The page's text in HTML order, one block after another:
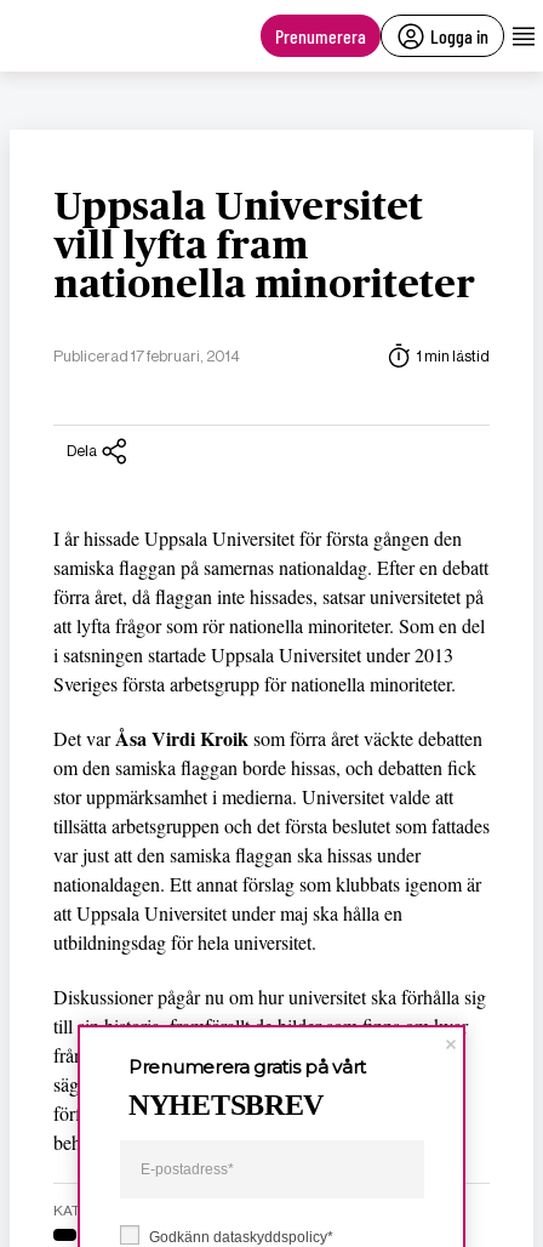
Prenumerera Logga in
Uppsala Universitet
vill lyfta fram
nationella minoriteter
Publicerad 17 februari, 2014 1 min lästid
Dela
I år hissade Uppsala Universitet för första gången den
samiska flaggan på samernas nationaldag. Efter en debatt
förra året, då flaggan inte hissades, satsar universitetet på
att lyfta frågor som rör nationella minoriteter. Som en del
i satsningen startade Uppsala Universitet under 2013
Sveriges första arbetsgrupp för nationella minoriteter.
Det varÅsa Virdi Kroiksom förra året väckte debatten
om den samiska flaggan borde hissas, och debatten fick
stor uppmärksamhet i medierna. Universitet valde att
tillsätta arbetsgruppen och det första beslutet som fattades
var just att den samiska flaggan ska hissas under
nationaldagen. Ett annat förslag som klubbats igenom är
att Uppsala Universitet under maj ska hålla en
utbildningsdag för hela universitet.
Diskussioner pågår nu om hur universitet ska förhålla sig
till sin historia, framförallt de bilder som finns om kvar
från det forna rasbiologiska institutet. Åsa Virdi Kroik
säger till
att Uppsala Universitets mörka
förflutna är ett viktigt skäl till att minoritetsfrågorna
behöver tas på allvar.
KATEGORI
Godkänn dataskyddspolicy*
Prenumerera gratis på vårt
NYHETSBREV